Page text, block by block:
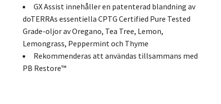
GX Assist innehåller en patenterad blandning av
doTERRAs essentiella CPTG Certified Pure Tested
Grade-oljor av Oregano, Tea Tree, Lemon,
Lemongrass, Peppermint och Thyme
Rekommenderas att användas tillsammans med
PB Restore™